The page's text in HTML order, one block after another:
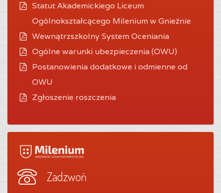
Statut Akademickiego Liceum
Ogólnokształcącego Milenium w Gnieźnie
Wewnątrzszkolny System Oceniania
Ogólne warunki ubezpieczenia (OWU)
Postanowienia dodatkowe i odmienne od
OWU
Zgłoszenie roszczenia
Zadzwoń